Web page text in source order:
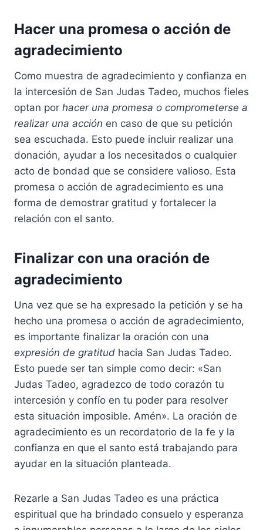
Hacer una promesa o acción de
agradecimiento
Como muestra de agradecimiento y confianza en
la intercesión de San Judas Tadeo, muchos fieles
optan por hacer una promesa o comprometerse a
realizar una acción en caso de que su petición
sea escuchada. Esto puede incluir realizar una
donación, ayudar a los necesitados o cualquier
acto de bondad que se considere valioso. Esta
promesa o acción de agradecimiento es una
forma de demostrar gratitud y fortalecer la
relación con el santo.
Finalizar con una oración de
agradecimiento
Una vez que se ha expresado la petición y se ha
hecho una promesa o acción de agradecimiento,
es importante finalizar la oración con una
expresión de gratitud hacia San Judas Tadeo.
Esto puede ser tan simple como decir: «San
Judas Tadeo, agradezco de todo corazón tu
intercesión y confío en tu poder para resolver
esta situación imposible. Amén». La oración de
agradecimiento es un recordatorio de la fe y la
confianza en que el santo está trabajando para
ayudar en la situación planteada.
Rezarle a San Judas Tadeo es una práctica
espiritual que ha brindado consuelo y esperanza